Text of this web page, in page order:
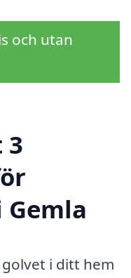
och utan
3
i ditt hem